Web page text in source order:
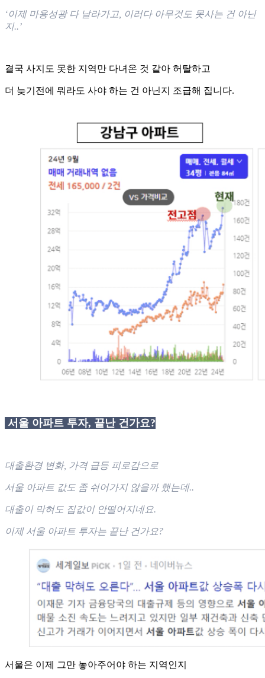
‘이제 마용성광 다 날라가고, 이러다 아무것도 못사는 건 아닌
지..’
결국 사지도 못한 지역만 다녀온 것 같아 허탈하고
더 늦기전에 뭐라도 사야 하는 건 아닌지 조급해 집니다.
서울 아파트 투자, 끝난 건가요?
대출환경 변화, 가격 급등 피로감으로
서울 아파트 값도 좀 쉬어가지 않을까 했는데..
대출이 막혀도 집값이 안떨어지네요.
이제 서울 아파트 투자는 끝난 건가요?
서울은 이제 그만 놓아주어야 하는 지역인지